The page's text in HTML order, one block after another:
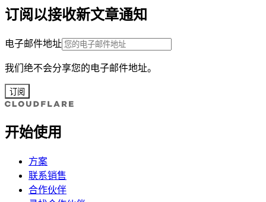
订阅以接收新文章通知
电子邮件地址
我们绝不会分享您的电子邮件地址。
订阅
开始使用
方案
联系销售
合作伙伴